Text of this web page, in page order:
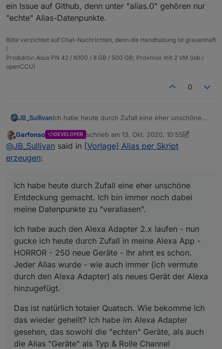
ein Issue auf Github, denn unter "alias.0" gehören nur
"echte" Alias-Datenpunkte.
Bitte verzichtet auf Chat-Nachrichten, denn die Handhabung ist grauenhaft
!
Produktiv: Asus PN 42 / N100 / 8 GB / 500 GB; Proxmox mit 2 VM (iob /
openCCU)
0
JB_SullivanIch habe heute durch Zufall eine eher unschöne
meine Datenpunkte zu "veraliasen".
Ich habe auch den Alexa Adapter 2.x laufen - nun
gucke ich heute durch Zufall in meine Alexa App -
Alexa hinzugefügt.
die Alias "Geräte" als Typ & Rolle Channel
eingetragen haben - hat das vielleicht damit etwas
zu tun?
Offline
Garfonso DEVELOPER schrieb am 13. Okt. 2020, 10:55
zuletzt editiert von Garfonso
@JB_Sullivan said in [Vorlage] Alias per Skript
erzeugen:
Ich habe heute durch Zufall eine eher unschöne
Entdeckung gemacht. Ich bin immer noch dabei
meine Datenpunkte zu "veraliasen".
Ich habe auch den Alexa Adapter 2.x laufen - nun
gucke ich heute durch Zufall in meine Alexa App -
HORROR - 250 neue Geräte - Ihr ahnt es schon.
Jeder Alias wurde - wie auch immer (ich vermute
durch den Alexa Adapter) als neues Gerät der Alexa
hinzugefügt.
Das ist natürlich totaler Quatsch. Wie bekomme ich
das wieder geheilt? Ich habe im Alexa Adapter
gesehen, das sowohl die "echten" Geräte, als auch
die Alias "Geräte" als Typ & Rolle Channel